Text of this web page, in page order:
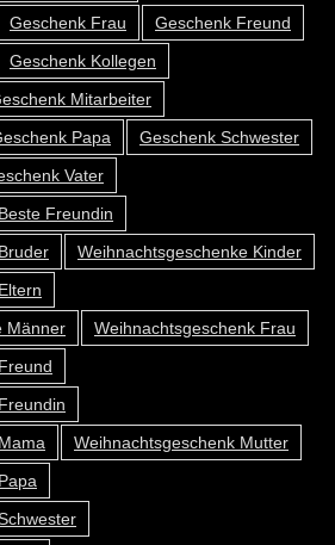
Geschenk Frau
Geschenk Freund
Geschenk Kollegen
Mitarbeiter
Papa
Geschenk Schwester
Vater
Freundin
Weihnachtsgeschenke Kinder
Männer
Weihnachtsgeschenk Frau
Weihnachtsgeschenk Mutter